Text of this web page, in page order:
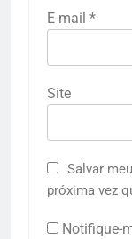
E-mail *
Site
Salvar
próxima vez
Notifique-